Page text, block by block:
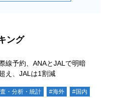
ング
線予約、ANAとJALで明暗
え、JALは1割減
・分析・統計 #海外
#国内